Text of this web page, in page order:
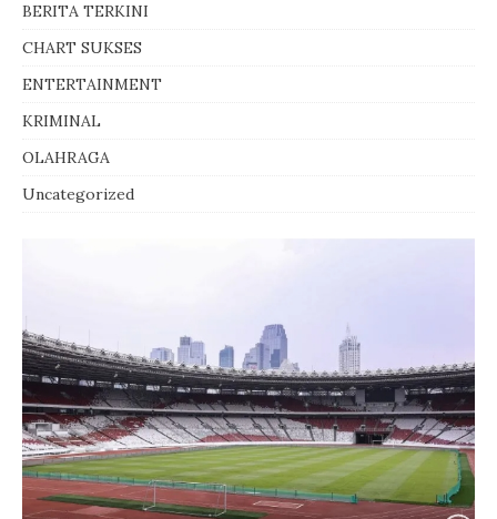
BERITA TERKINI
CHART SUKSES
ENTERTAINMENT
KRIMINAL
OLAHRAGA
Uncategorized